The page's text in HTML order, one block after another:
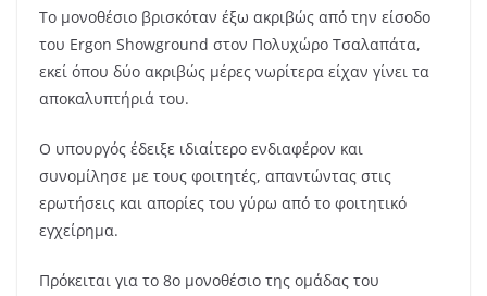
Το μονοθέσιο βρισκόταν έξω ακριβώς από την είσοδο
του Ergon Showground στον Πολυχώρο Τσαλαπάτα,
εκεί όπου δύο ακριβώς μέρες νωρίτερα είχαν γίνει τα
αποκαλυπτήριά του.
Ο υπουργός έδειξε ιδιαίτερο ενδιαφέρον και
συνομίλησε με τους φοιτητές, απαντώντας στις
ερωτήσεις και απορίες του γύρω από το φοιτητικό
εγχείρημα.
Πρόκειται για το 8ο μονοθέσιο της ομάδας του